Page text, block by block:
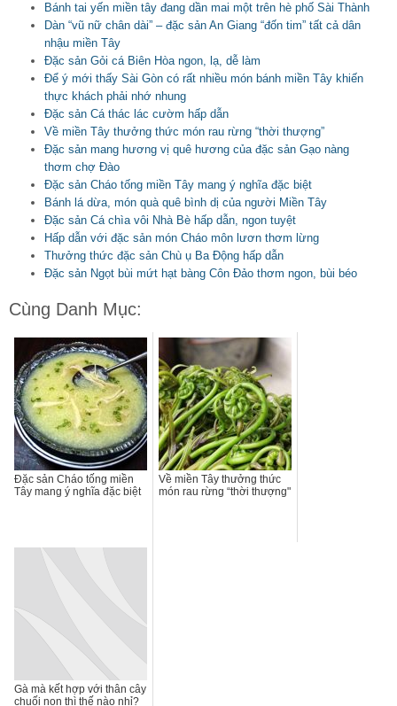
Bánh tai yến miền tây đang dần mai một trên hè phố Sài Thành
Dàn “vũ nữ chân dài” – đặc sản An Giang “đốn tim” tất cả dân
nhậu miền Tây
Đặc sản Gỏi cá Biên Hòa ngon, lạ, dễ làm
Để ý mới thấy Sài Gòn có rất nhiều món bánh miền Tây khiến
thực khách phải nhớ nhung
Đặc sản Cá thác lác cườm hấp dẫn
Về miền Tây thưởng thức món rau rừng “thời thượng”
Đặc sản mang hương vị quê hương của đặc sản Gạo nàng
thơm chợ Đào
Đặc sản Cháo tống miền Tây mang ý nghĩa đặc biệt
Bánh lá dừa, món quà quê bình dị của người Miền Tây
Đặc sản Cá chìa vôi Nhà Bè hấp dẫn, ngon tuyệt
Hấp dẫn với đặc sản món Cháo môn lươn thơm lừng
Thưởng thức đặc sản Chù ụ Ba Động hấp dẫn
Đặc sản Ngọt bùi mứt hạt bàng Côn Đảo thơm ngon, bùi béo
Cùng Danh Mục:
Đặc sản Cháo tống miền
Tây mang ý nghĩa đặc biệt
Về miền Tây thưởng thức
món rau rừng “thời thượng"
Gà mà kết hợp với thân cây
chuối non thì thế nào nhỉ?